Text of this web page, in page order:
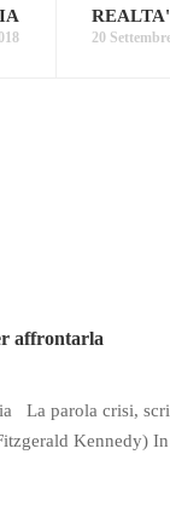
REALTA'
20
affrontarla
La parola crisi,
Kennedy)